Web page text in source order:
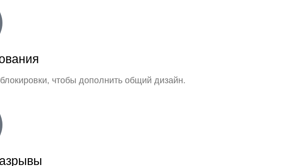
чтобы дополнить общий дизайн.